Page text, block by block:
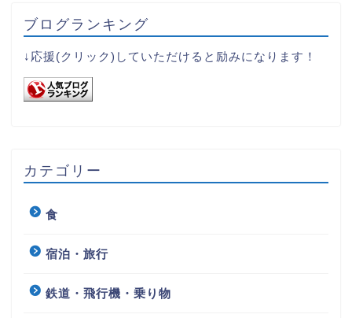
ブログランキング
↓応援(クリック)していただけると励みになります！
カテゴリー
食
宿泊・旅行
鉄道・飛行機・乗り物